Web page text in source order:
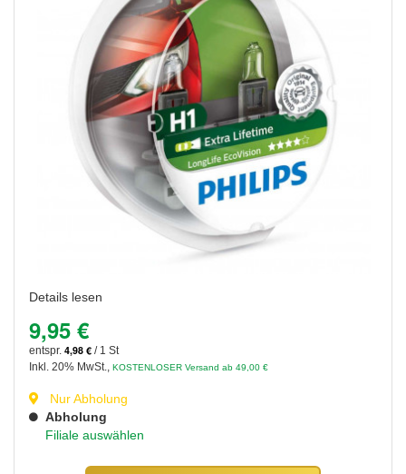
Details lesen
9,95 €
entspr. 4,98 € / 1 St
Inkl. 20% MwSt., KOSTENLOSER Versand ab 49,00 €
Nur Abholung
Abholung
Filiale auswählen